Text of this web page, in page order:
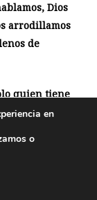
Dios
arrodillamos
de
quien tiene
Su voz en el
explicar. Hay
en
o